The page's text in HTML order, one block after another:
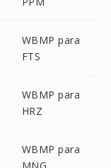
WBMP para
FTS
WBMP para
HRZ
WBMP para